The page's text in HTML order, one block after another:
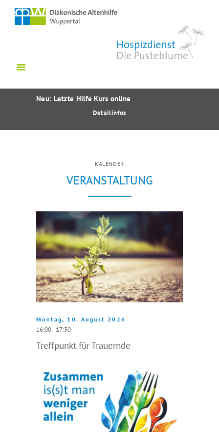
HOME
WER WIR SIND
VERANSTALTUNGEN
NETZWERK SÜDSTADT
KONTAKT
Neu: Letzte Hilfe Kurs online
Detailinfos
KALENDER
VERANSTALTUNG
Montag, 10. August 2026
16:00 - 17:30
Treffpunkt für Trauernde